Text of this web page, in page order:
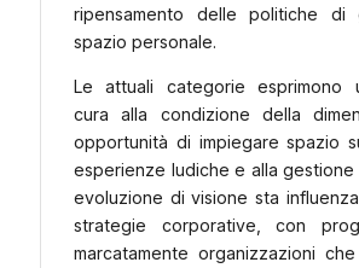
ripensamento delle politiche di
spazio personale.
Le attuali categorie esprimono
cura alla condizione della
opportunità di impiegare spazio
esperienze ludiche e alla gestione
evoluzione di visione sta
strategie corporative, con
marcatamente organizzazioni